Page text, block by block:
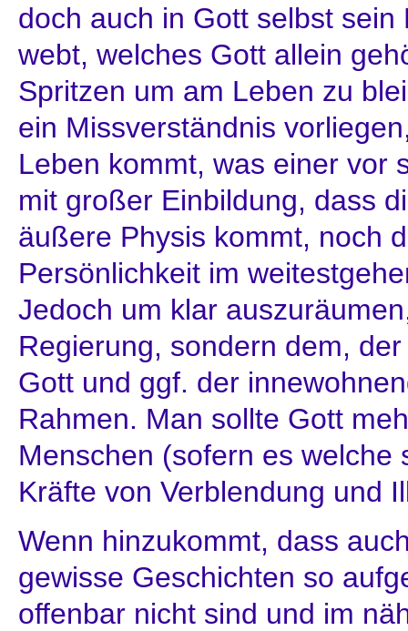
doch auch in Gott selbst
webt, welches Gott allein
Spritzen um am Leben zu
ein Missverständnis
Leben kommt, was einer vor
mit großer Einbildung, dass
äußere Physis kommt, noch
Persönlichkeit im
Jedoch um klar
Regierung, sondern dem,
Gott und ggf. der
Rahmen. Man sollte Gott
Menschen (sofern es welche
Kräfte von Verblendung und
Wenn hinzukommt, dass
gewisse Geschichten so
offenbar nicht sind und im